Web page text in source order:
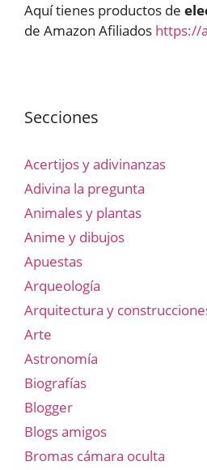
Aquí tienes productos de
de Amazon Afiliados https://
Secciones
Acertijos y adivinanzas
Adivina la pregunta
Animales y plantas
Anime y dibujos
Apuestas
Arqueología
Arquitectura y
Arte
Astronomía
Biografías
Blogger
Blogs amigos
Bromas cámara oculta